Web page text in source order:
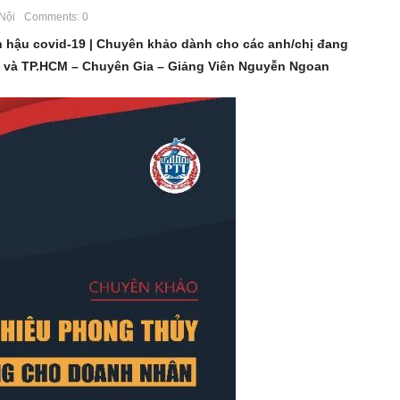
Comments: 0
covid-19 | Chuyên khảo dành cho các anh/chị đang
TP.HCM – Chuyên Gia – Giảng Viên Nguyễn Ngoan